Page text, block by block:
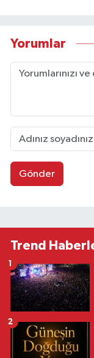
Yorumlar
Gönder
Trend
1
2